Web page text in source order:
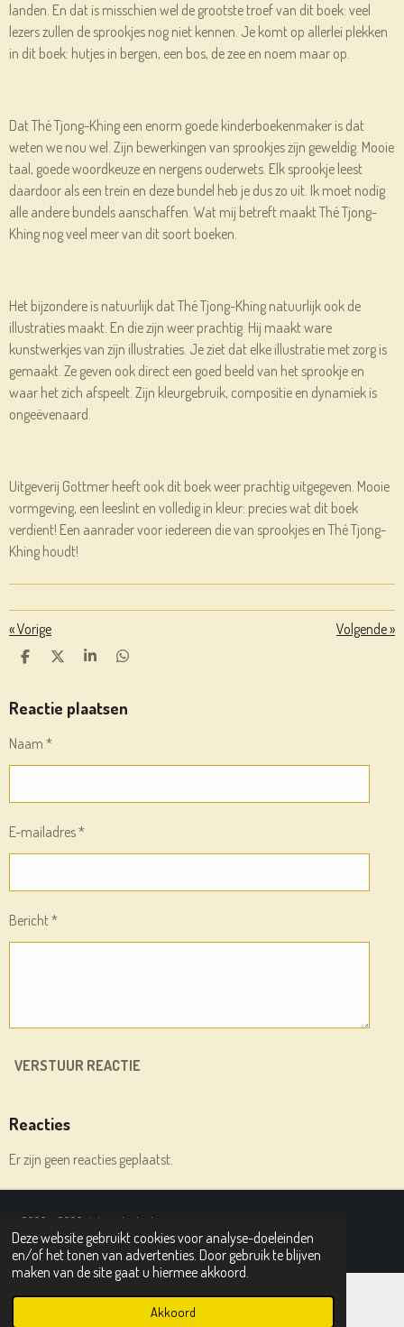
Deze website gebruikt cookies voor analyse-doeleinden
en/of het tonen van advertenties. Door gebruik te blijven
maken van de site gaat u hiermee akkoord.
Akkoord
landen. En dat is misschien wel de grootste troef van dit boek: veel
lezers zullen de sprookjes nog niet kennen. Je komt op allerlei plekken
in dit boek: hutjes in bergen, een bos, de zee en noem maar op.
Dat Thé Tjong-Khing een enorm goede kinderboekenmaker is dat
weten we nou wel. Zijn bewerkingen van sprookjes zijn geweldig. Mooie
taal, goede woordkeuze en nergens ouderwets. Elk sprookje leest
daardoor als een trein en deze bundel heb je dus zo uit. Ik moet nodig
alle andere bundels aanschaffen. Wat mij betreft maakt Thé Tjong-
Khing nog veel meer van dit soort boeken.
Het bijzondere is natuurlijk dat Thé Tjong-Khing natuurlijk ook de
illustraties maakt. En die zijn weer prachtig. Hij maakt ware
kunstwerkjes van zijn illustraties. Je ziet dat elke illustratie met zorg is
gemaakt. Ze geven ook direct een goed beeld van het sprookje en
waar het zich afspeelt. Zijn kleurgebruik, compositie en dynamiek is
ongeëvenaard.
Uitgeverij Gottmer heeft ook dit boek weer prachtig uitgegeven. Mooie
vormgeving, een leeslint en volledig in kleur: precies wat dit boek
verdient! Een aanrader voor iedereen die van sprookjes en Thé Tjong-
Khing houdt!
«Vorige Volgende»
D
E
N
D
L
S
R
E
D
E
N
Reactie plaatsen
Naam *
E-mailadres *
Bericht *
VERSTUUR REACTIE
Reacties
Er zijn geen reacties geplaatst.
© 2020 - 2026 deleesplank.nl
Powered byJouwWeb